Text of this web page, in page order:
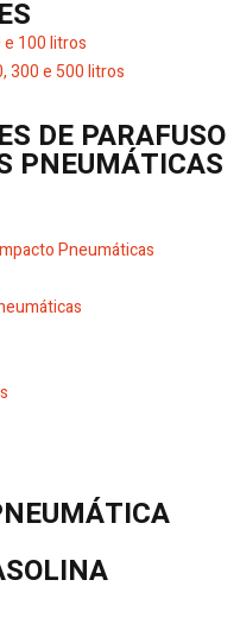
100 litros
300 e 500 litros
DE PARAFUSO
PNEUMÁTICAS
Pneumáticas